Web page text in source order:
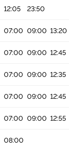
12:05 23:50
07:00 09:00 13:20
07:00 09:00 12:45
07:00 09:00 12:35
07:00 09:00 12:45
07:00 09:00 12:55
08:00